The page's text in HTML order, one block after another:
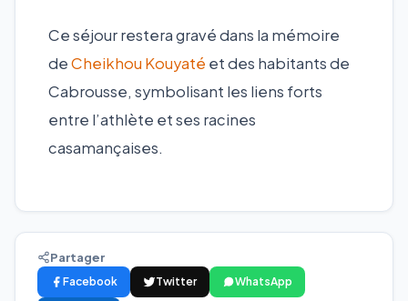
Ce séjour restera gravé dans la mémoire
deCheikhou Kouyaté et des habitants de
Cabrousse, symbolisant les liens forts
entre l’athlète et ses racines
casamançaises.
Partager
Facebook Twitter WhatsApp